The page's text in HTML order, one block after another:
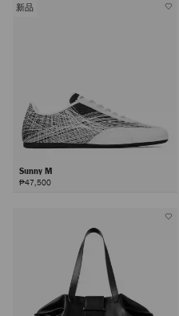
新品
Sunny M
₱47,500